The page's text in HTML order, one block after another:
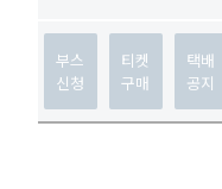
부스
신청
티켓
구매
택배
공지